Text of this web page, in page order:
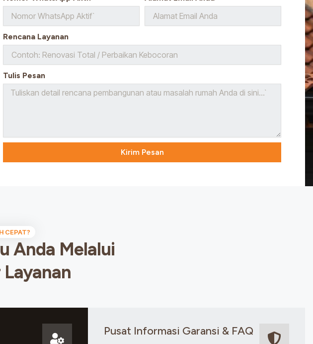
Rencana Layanan
Tulis Pesan
Kirim Pesan
CEPAT?
Anda Melalui
Pusat Informasi Garansi & FAQ